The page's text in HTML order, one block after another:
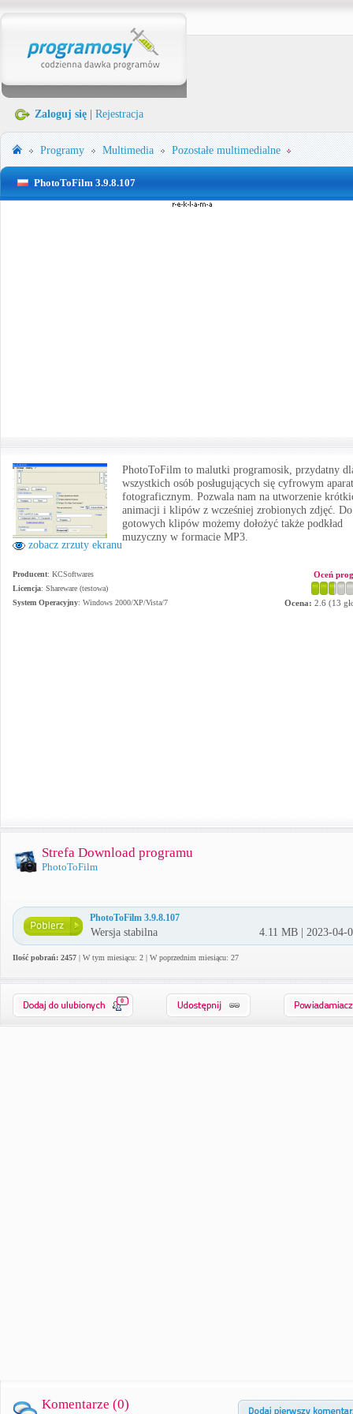
Zaloguj się Rejestracja
Programy Multimedia Pozostałe multimedialne
PhotoToFilm 3.9.8.107
zobacz zrzuty ekranu
PhotoToFilm to malutki programosik, przydatny
wszystkich osób posługujących się cyfrowym
fotograficznym. Pozwala nam na utworzenie
animacji i klipów z wcześniej zrobionych zdjęć. Do
gotowych klipów możemy dołożyć także podkład
muzyczny w formacie MP3.
Producent: KCSoftwares
Licencja: Shareware (testowa)
System Operacyjny: Windows 2000/XP/Vista/7
Oceń
Ocena: 2.6 (13
Strefa Download programu
PhotoToFilm
PhotoToFilm 3.9.8.107
Wersja stabilna 4.11 MB | 2023-04-
Ilość pobrań: 2457 | W tym miesiącu: 2 | W poprzednim miesiącu: 27
0
Komentarze (0)